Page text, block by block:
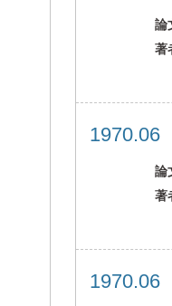
論
著
論
著